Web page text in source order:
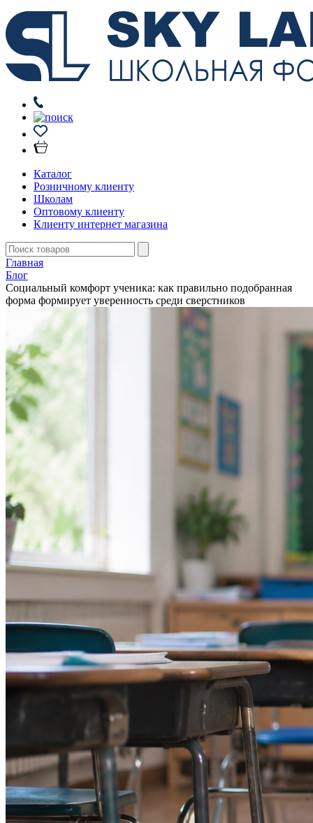
Каталог
Розничному клиенту
Школам
Оптовому клиенту
Клиенту интернет магазина
Главная
Блог
Социальный комфорт ученика: как правильно подобранная
форма формирует уверенность среди сверстников